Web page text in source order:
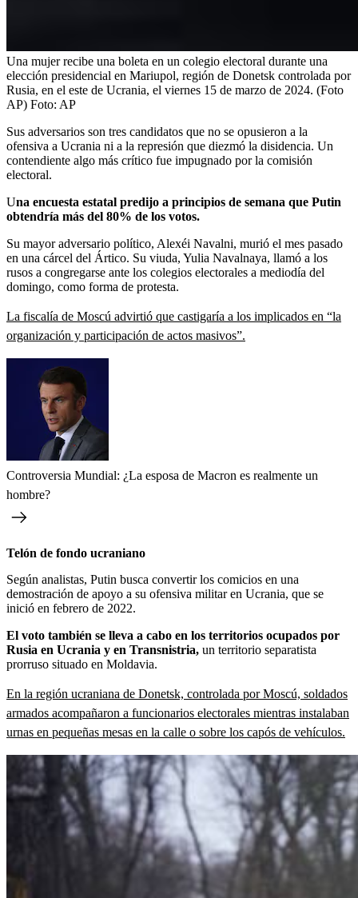
Una mujer recibe una boleta en un colegio electoral durante una
elección presidencial en Mariupol, región de Donetsk controlada por
Rusia, en el este de Ucrania, el viernes 15 de marzo de 2024. (Foto
AP) Foto: AP
Sus adversarios son tres candidatos que no se opusieron a la
ofensiva a Ucrania ni a la represión que diezmó la disidencia. Un
contendiente algo más crítico fue impugnado por la comisión
electoral.
Una encuesta estatal predijo a principios de semana que Putin
obtendría más del 80% de los votos.
Su mayor adversario político, Alexéi Navalni, murió el mes pasado
en una cárcel del Ártico. Su viuda, Yulia Navalnaya, llamó a los
rusos a congregarse ante los colegios electorales a mediodía del
domingo, como forma de protesta.
La fiscalía de Moscú advirtió que castigaría a los implicados en “la
organización y participación de actos masivos”.
Controversia Mundial: ¿La esposa de Macron es realmente un
hombre?
Telón de fondo ucraniano
Según analistas, Putin busca convertir los comicios en una
demostración de apoyo a su ofensiva militar en Ucrania, que se
inició en febrero de 2022.
El voto también se lleva a cabo en los territorios ocupados por
Rusia en Ucrania y en Transnistria, un territorio separatista
prorruso situado en Moldavia.
En la región ucraniana de Donetsk, controlada por Moscú, soldados
armados acompañaron a funcionarios electorales mientras instalaban
urnas en pequeñas mesas en la calle o sobre los capós de vehículos.